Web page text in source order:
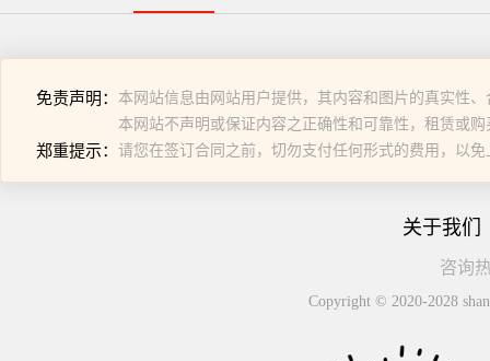
免责声明： 本网站信息由网站用户提供，其内容和图片的真实性
本网站不声明或保证内容之正确性和可靠性，租赁或
郑重提示： 请您在签订合同之前，切勿支付任何形式的费用，以免
关于我们
咨询
Copyright © 2020-2028